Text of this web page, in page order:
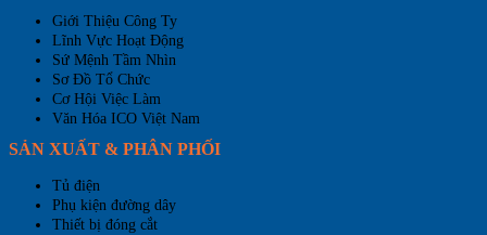
Giới Thiệu Công Ty
Lĩnh Vực Hoạt Động
Sứ Mệnh Tầm Nhìn
Sơ Đồ Tổ Chức
Cơ Hội Việc Làm
Văn Hóa ICO Việt Nam
SẢN XUẤT & PHÂN PHỐI
Tủ điện
Phụ kiện đường dây
Thiết bị đóng cắt